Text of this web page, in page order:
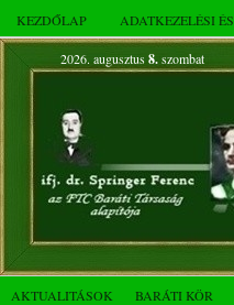
KEZDŐLAP ADATKEZELÉSI
2026. augusztus 8.szombat
AKTUALITÁSOK BARÁTI KÖR